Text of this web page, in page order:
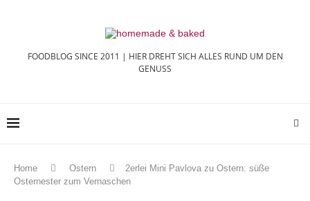
FOODBLOG SINCE 2011 | HIER DREHT SICH ALLES RUND UM DEN
GENUSS
Home Ostern
2erlei Mini Pavlova zu Ostern: süße
Osternester zum Vernaschen